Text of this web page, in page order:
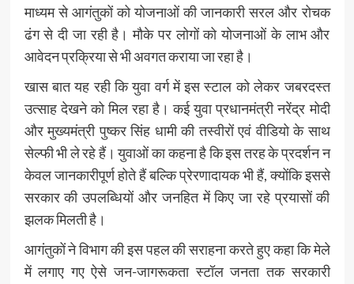
माध्यम से आगंतुकों को योजनाओं की जानकारी सरल और रोचक
ढंग से दी जा रही है। मौके पर लोगों को योजनाओं के लाभ और
आवेदन प्रक्रिया से भी अवगत कराया जा रहा है।
खास बात यह रही कि युवा वर्ग में इस स्टाल को लेकर जबरदस्त
उत्साह देखने को मिल रहा है। कई युवा प्रधानमंत्री नरेंद्र मोदी
और मुख्यमंत्री पुष्कर सिंह धामी की तस्वीरों एवं वीडियो के साथ
सेल्फी भी ले रहे हैं। युवाओं का कहना है कि इस तरह के प्रदर्शन न
केवल जानकारीपूर्ण होते हैं बल्कि प्रेरणादायक भी हैं, क्योंकि इससे
सरकार की उपलब्धियों और जनहित में किए जा रहे प्रयासों की
झलक मिलती है।
आगंतुकों ने विभाग की इस पहल की सराहना करते हुए कहा कि मेले
में लगाए गए ऐसे जन-जागरूकता स्टॉल जनता तक सरकारी